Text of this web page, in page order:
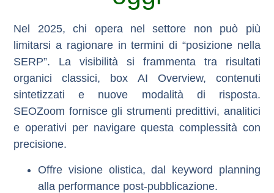
Nel 2025, chi opera nel settore non può più
limitarsi a ragionare in termini di “posizione nella
SERP”. La visibilità si frammenta tra risultati
organici classici, box AI Overview, contenuti
sintetizzati e nuove modalità di risposta.
SEOZoom forniscegli strumenti predittivi, analitici
e operativi per navigare questa complessità con
precisione.
Offrevisione olistica, dal keyword planning
alla performance post-pubblicazione.